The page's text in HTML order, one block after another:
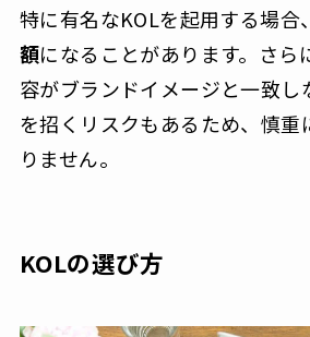
特に有名なKOLを起用する場合、
額になることがあります。さら
容がブランドイメージと一致し
を招くリスクもあるため、慎重
りません。
KOLの選び方